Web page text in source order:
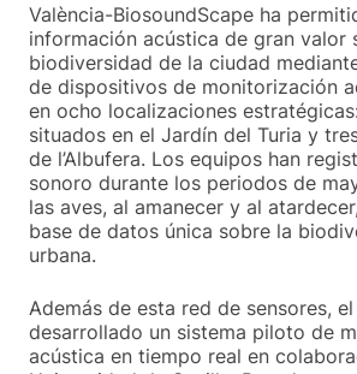
València-BiosoundScape ha
información acústica de gran valor
biodiversidad de la ciudad
de dispositivos de monitorización
en ocho localizaciones
situados en el Jardín del Turia y
de l’Albufera. Los equipos han
sonoro durante los periodos de
las aves, al amanecer y al
base de datos única sobre la
urbana.
Además de esta red de sensores,
desarrollado un sistema piloto de
acústica en tiempo real en